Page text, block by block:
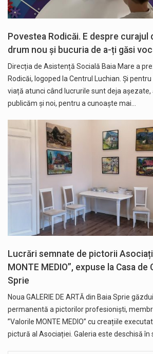
Povestea Rodicăi. E despre curajul
drum nou și bucuria de a-ți găsi
Direcția de Asistență Socială Baia Mare a
Rodicăi, logoped la Centrul Luchian. Și
viață atunci când lucrurile sunt deja așezate,
publicăm și noi, pentru a cunoaște mai…
Lucrări semnate de pictorii
MONTE MEDIO”, expuse la Casa de
Sprie
Noua GALERIE DE ARTĂ din Baia Sprie
permanentă a pictorilor profesioniști,
”Valorile MONTE MEDIO” cu creațiile
pictură al Asociației. Galeria este deschisă în